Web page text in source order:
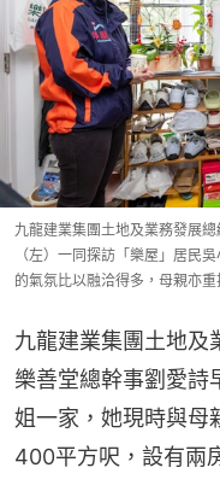
九龍建業集團土地及業務發展
（左）一同探訪「樂屋」居民
的氣氛比以融洽得多，母親亦重
九龍建業集團土地及
樂善堂總幹事劉愛詩
姐一家，她現時與母
400平方呎，設有兩